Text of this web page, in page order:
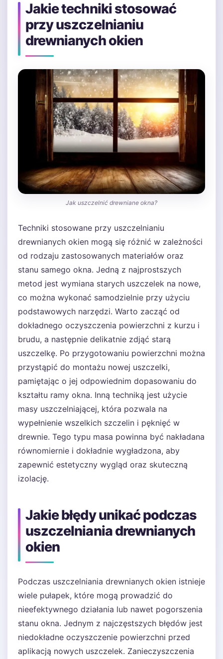
Jakie techniki stosować
przy uszczelnianiu
drewnianych okien
Jak uszczelnić drewniane okna?
Techniki stosowane przy uszczelnianiu
drewnianych okien mogą się różnić w zależności
od rodzaju zastosowanych materiałów oraz
stanu samego okna. Jedną z najprostszych
metod jest wymiana starych uszczelek na nowe,
co można wykonać samodzielnie przy użyciu
podstawowych narzędzi. Warto zacząć od
dokładnego oczyszczenia powierzchni z kurzu i
brudu, a następnie delikatnie zdjąć starą
uszczelkę. Po przygotowaniu powierzchni można
przystąpić do montażu nowej uszczelki,
pamiętając o jej odpowiednim dopasowaniu do
kształtu ramy okna. Inną techniką jest użycie
masy uszczelniającej, która pozwala na
wypełnienie wszelkich szczelin i pęknięć w
drewnie. Tego typu masa powinna być nakładana
równomiernie i dokładnie wygładzona, aby
zapewnić estetyczny wygląd oraz skuteczną
izolację.
Jakie błędy unikać podczas
uszczelniania drewnianych
okien
Podczas uszczelniania drewnianych okien istnieje
wiele pułapek, które mogą prowadzić do
nieefektywnego działania lub nawet pogorszenia
stanu okna. Jednym z najczęstszych błędów jest
niedokładne oczyszczenie powierzchni przed
aplikacją nowych uszczelek. Zanieczyszczenia